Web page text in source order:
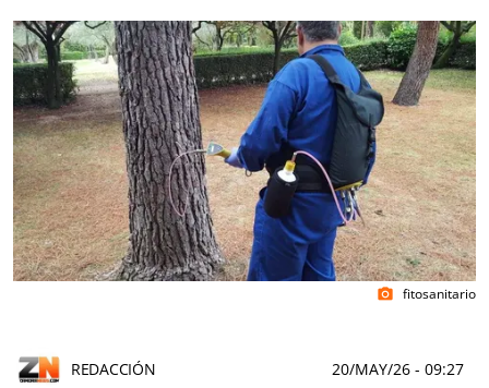
photo_camera fitosanitario
REDACCIÓN 20/MAY/26 - 09:27